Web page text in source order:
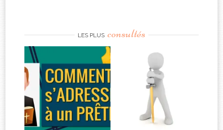
LES PLUS consultés